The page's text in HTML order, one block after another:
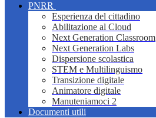
PNRR
Esperienza del cittadino
Abilitazione al Cloud
Next Generation Classroom
Next Generation Labs
Dispersione scolastica
STEM e Multilinguismo
Transizione digitale
Animatore digitale
Manuteniamoci 2
Documenti utili